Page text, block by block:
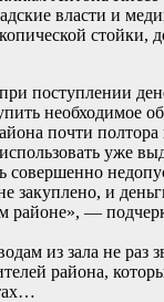
власти и
стойки,
поступлении
необходимое
почти полтора
уже
совершенно
закуплено, и
районе», —
из зала не раз
района,